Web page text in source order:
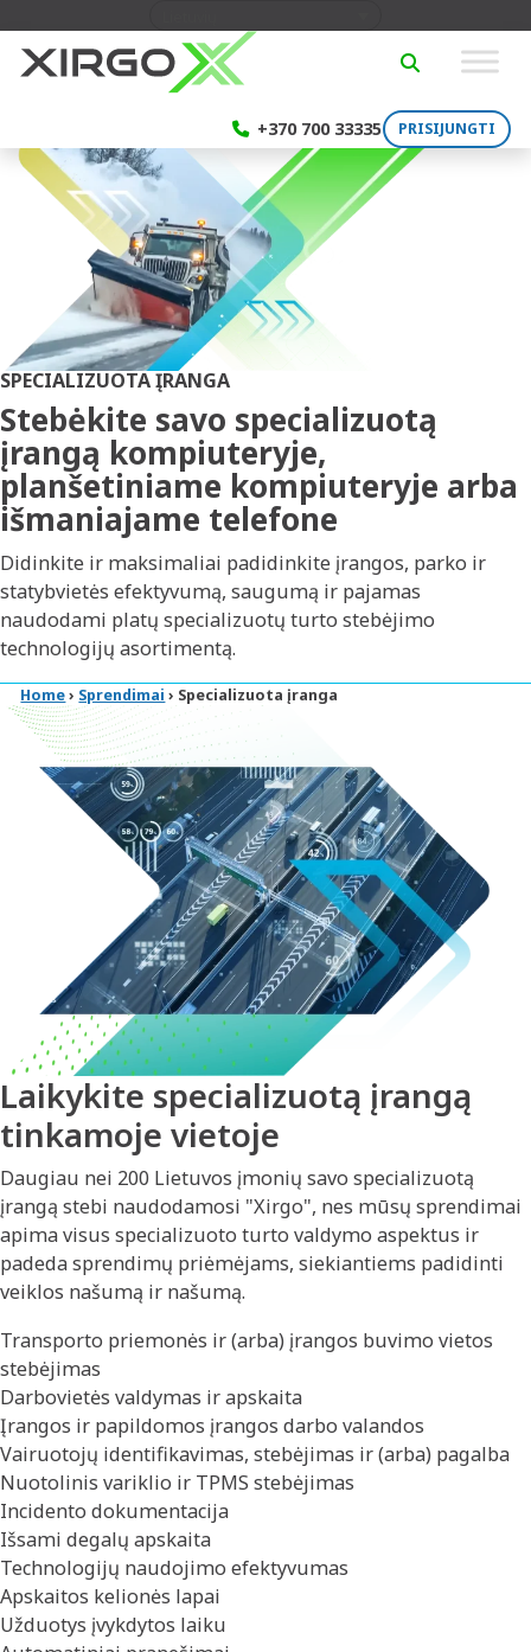
+370 700 33335 PRISIJUNGTI
SEARCH
SPECIALIZUOTA ĮRANGA
Stebėkite savo specializuotą
įrangą kompiuteryje,
planšetiniame kompiuteryje arba
išmaniajame telefone
Didinkite ir maksimaliai padidinkite įrangos, parko ir
statybvietės efektyvumą, saugumą ir pajamas
naudodami platų specializuotų turto stebėjimo
technologijų asortimentą.
Home› Sprendimai › Specializuota įranga
Laikykite specializuotą įrangą
tinkamoje vietoje
Daugiau nei 200 Lietuvos įmonių savo specializuotą
įrangą stebi naudodamosi "Xirgo", nes mūsų sprendimai
apima visus specializuoto turto valdymo aspektus ir
padeda sprendimų priėmėjams, siekiantiems padidinti
veiklos našumą ir našumą.
Transporto priemonės ir (arba) įrangos buvimo vietos
stebėjimas
Darbovietės valdymas ir apskaita
Įrangos ir papildomos įrangos darbo valandos
Vairuotojų identifikavimas, stebėjimas ir (arba) pagalba
Nuotolinis variklio ir TPMS stebėjimas
Incidento dokumentacija
Išsami degalų apskaita
Technologijų naudojimo efektyvumas
Apskaitos kelionės lapai
Užduotys įvykdytos laiku